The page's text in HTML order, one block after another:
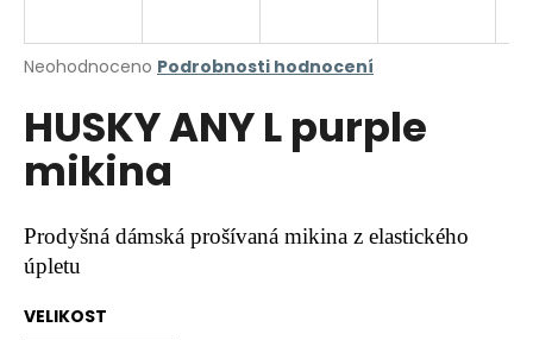
Průměrné
produktu
je
hvězdiček.
Neohodnoceno Podrobnosti hodnocení
HUSKY ANY L purple
mikina
Prodyšná dámská prošívaná mikina z elastického
úpletu
VELIKOST
j
t
?